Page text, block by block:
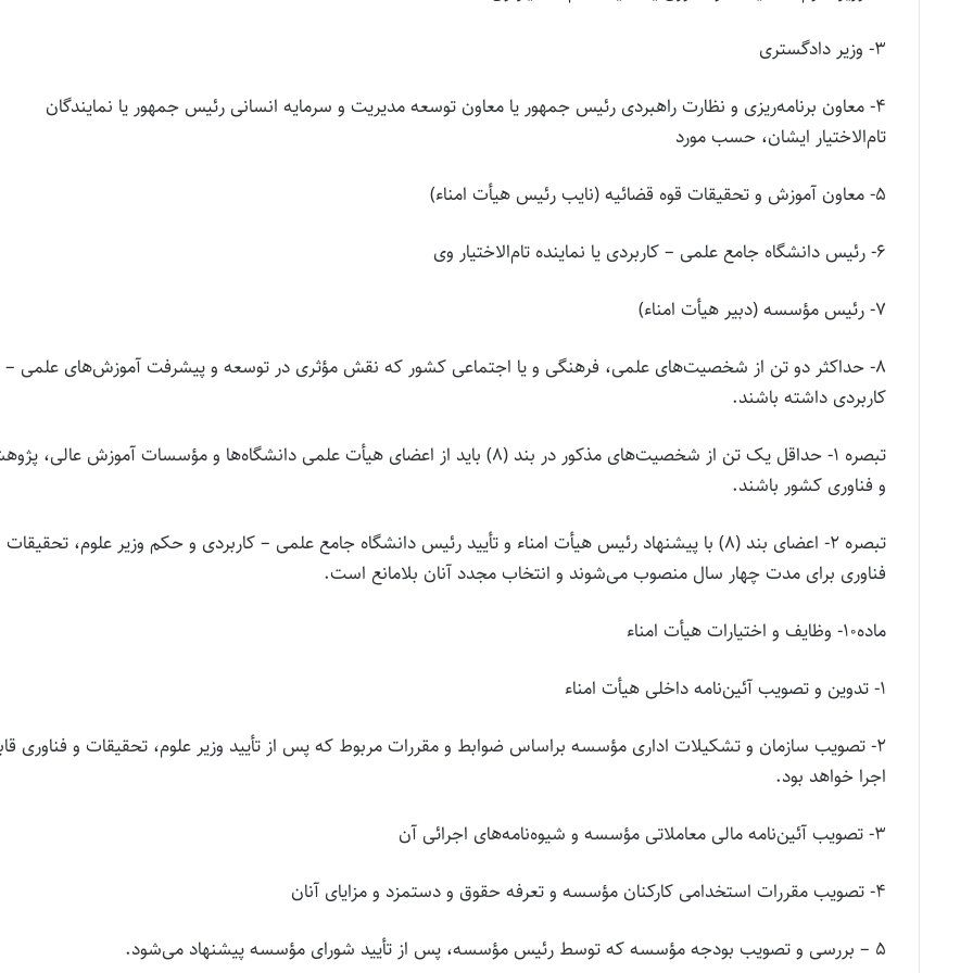
۳- وزیر دادگستری
۴- معاون برنامه‌‌ریزی و نظارت راهبردی رئیس جمهور یا معاون توسعه مدیریت و سرمایه انسانی رئیس جمهور یا نمایندگان
تام‌الاختیار ایشان، حسب مورد
۵- معاون آموزش و تحقیقات قوه قضائیه (نایب رئیس هیأت امناء)
۶- رئیس دانشگاه جامع علمی – کاربردی یا نماینده تام‌الاختیار وی
۷- رئیس مؤسسه (دبیر هیأت امناء)
۸- حداکثر دو تن از شخصیت‌های علمی، فرهنگی و یا اجتماعی کشور که نقش مؤثری در توسعه و پیشرفت آموزش‌های علمی –
کاربردی داشته باشند.
تبصره ۱- حداقل یک تن از شخصیت‌های مذکور در بند (۸) باید از اعضای هیأت علمی دانشگاه‌ها و مؤسسات آموزش عالی،
و فناوری کشور باشند.
تبصره ۲- اعضای بند (۸) با پیشنهاد رئیس هیأت امناء و تأیید رئیس دانشگاه جامع علمی – کاربردی و حکم وزیر علوم،
فناوری برای مدت چهار سال منصوب می‌شوند و انتخاب مجدد آنان بلامانع است.
ماده۱۰- وظایف و اختیارات هیأت امناء
۱- تدوین و تصویب آئین‌نامه داخلی هیأت امناء
۲- تصویب سازمان و تشکیلات اداری مؤسسه براساس ضوابط و مقررات مربوط که پس از تأیید وزیر علوم، تحقیقات و فناوری
اجرا خواهد بود.
۳- تصویب آئین‌نامه مالی معاملاتی مؤسسه و شیوه‌نامه‌های اجرائی آن
۴- تصویب مقررات استخدامی کارکنان مؤسسه و تعرفه حقوق و دستمزد و مزایای آنان
۵ – بررسی و تصویب بودجه مؤسسه که توسط رئیس مؤسسه، پس از تأیید شورای مؤسسه پیشنهاد می‌شود.